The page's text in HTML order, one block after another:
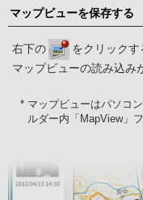
マップビューを保存する
右下の
をクリック
マップビューの読み込み
* マップビューはパソコ
ルダー内「MapView」